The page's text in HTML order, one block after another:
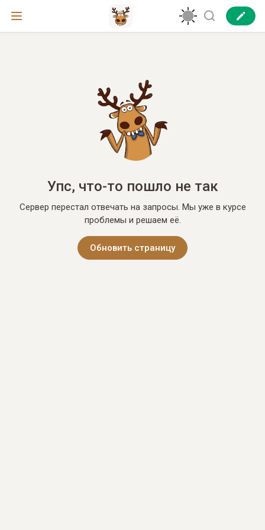
Упс, что-то пошло не так
Сервер перестал отвечать на запросы. Мы уже в курсе
проблемы и решаем её.
Обновить страницу